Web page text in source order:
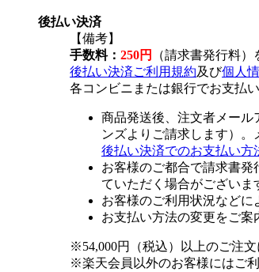
後払い決済
【備考】
手数料： 250円
（請求書発行料
後払い決済ご利用規約及び個人
各コンビニまたは銀行でお支払
商品発送後、注文者メール
ンズよりご請求します）。
後払い決済でのお支払い方
お客様のご都合で請求書
ていただく場合がございま
お客様のご利用状況などに
お支払い方法の変更をご案
※54,000円（税込）以上のご注文
※楽天会員以外のお客様にはご利